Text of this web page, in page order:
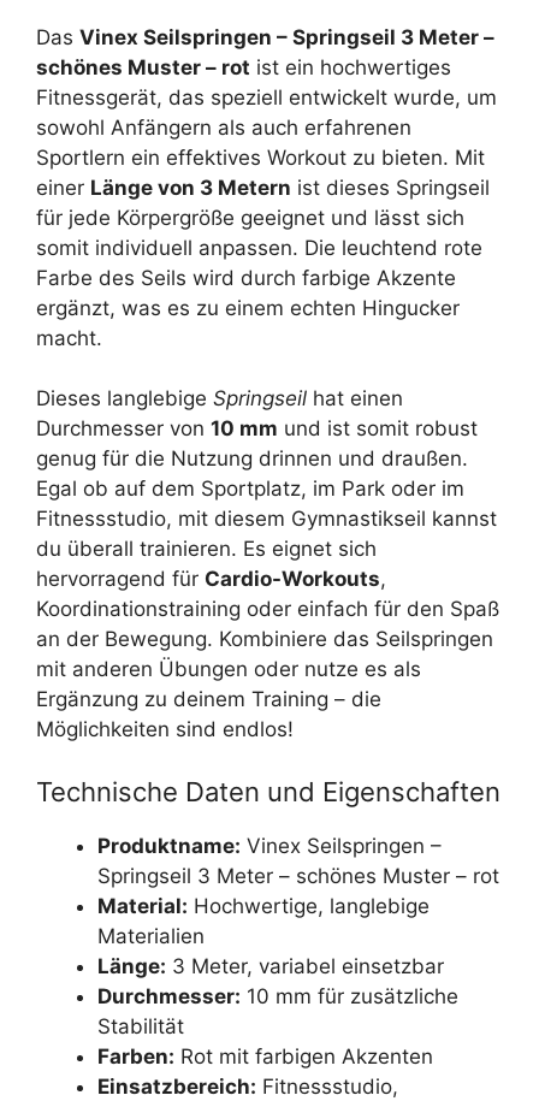
Das Vinex Seilspringen – Springseil 3 Meter –
schönes Muster – rot ist ein hochwertiges
Fitnessgerät, das speziell entwickelt wurde, um
sowohl Anfängern als auch erfahrenen
Sportlern ein effektives Workout zu bieten. Mit
einer Länge von 3 Metern ist dieses Springseil
für jede Körpergröße geeignet und lässt sich
somit individuell anpassen. Die leuchtend rote
Farbe des Seils wird durch farbige Akzente
ergänzt, was es zu einem echten Hingucker
macht.
Dieses langlebige Springseil hat einen
Durchmesser von 10 mm und ist somit robust
genug für die Nutzung drinnen und draußen.
Egal ob auf dem Sportplatz, im Park oder im
Fitnessstudio, mit diesem Gymnastikseil kannst
du überall trainieren. Es eignet sich
hervorragend für Cardio-Workouts,
Koordinationstraining oder einfach für den Spaß
an der Bewegung. Kombiniere das Seilspringen
mit anderen Übungen oder nutze es als
Ergänzung zu deinem Training – die
Möglichkeiten sind endlos!
Technische Daten und Eigenschaften
Produktname: Vinex Seilspringen –
Springseil 3 Meter – schönes Muster – rot
Material: Hochwertige, langlebige
Materialien
Länge: 3 Meter, variabel einsetzbar
Durchmesser: 10 mm für zusätzliche
Stabilität
Farben: Rot mit farbigen Akzenten
Einsatzbereich: Fitnessstudio,